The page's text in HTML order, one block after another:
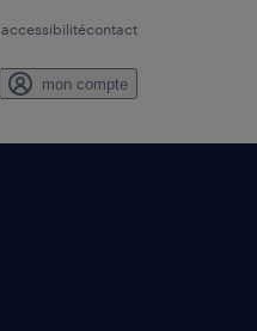
accessibilitécontact
mon compte